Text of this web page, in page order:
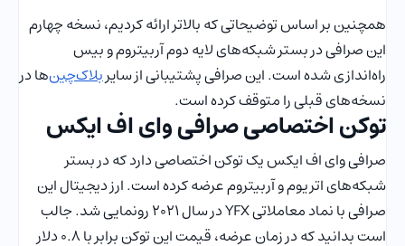
همچنین بر اساس توضیحاتی که بالاتر ارائه کردیم، نسخه چهارم
این صرافی در بستر شبکه‌های لایه دوم آربیتروم و بیس
راه‌اندازی شده است. این صرافی پشتیبانی از سایربلاک‌چین‌ها در
نسخه‌های قبلی را متوقف کرده است.
توکن اختصاصی صرافی وای اف ایکس
صرافی وای اف ایکس یک توکن اختصاصی دارد که در بستر
شبکه‌های اتریوم و آربیتروم عرضه کرده است. ارز دیجیتال این
صرافی با نماد معاملاتی YFX در سال 2021 رونمایی شد. جالب
است بدانید که در زمان عرضه، قیمت این توکن برابر با 0.8 دلار